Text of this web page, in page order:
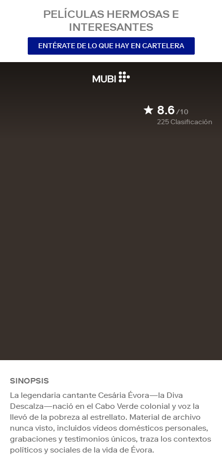
PELÍCULAS HERMOSAS E
INTERESANTES
ENTÉRATE DE LO QUE HAY EN CARTELERA
8.6/10
225Clasificación
SINOPSIS
La legendaria cantante Cesária Évora—la Diva
Descalza—nació en el Cabo Verde colonial y voz la
llevó de la pobreza al estrellato. Material de archivo
nunca visto, incluidos vídeos domésticos personales,
grabaciones y testimonios únicos, traza los contextos
políticos y sociales de la vida de Évora.